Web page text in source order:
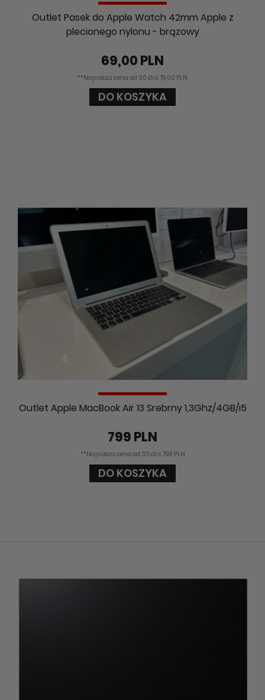
Outlet Pasek do Apple Watch 42mm Apple z
plecionego nylonu - brązowy
69,00 PLN
**Najniższa cena od 30 dni: 79,00 PLN
DO KOSZYKA
Outlet Apple MacBook Air 13 Srebrny 1,3Ghz/4GB/i5
799 PLN
**Najniższa cena od 30 dni: 799 PLN
DO KOSZYKA